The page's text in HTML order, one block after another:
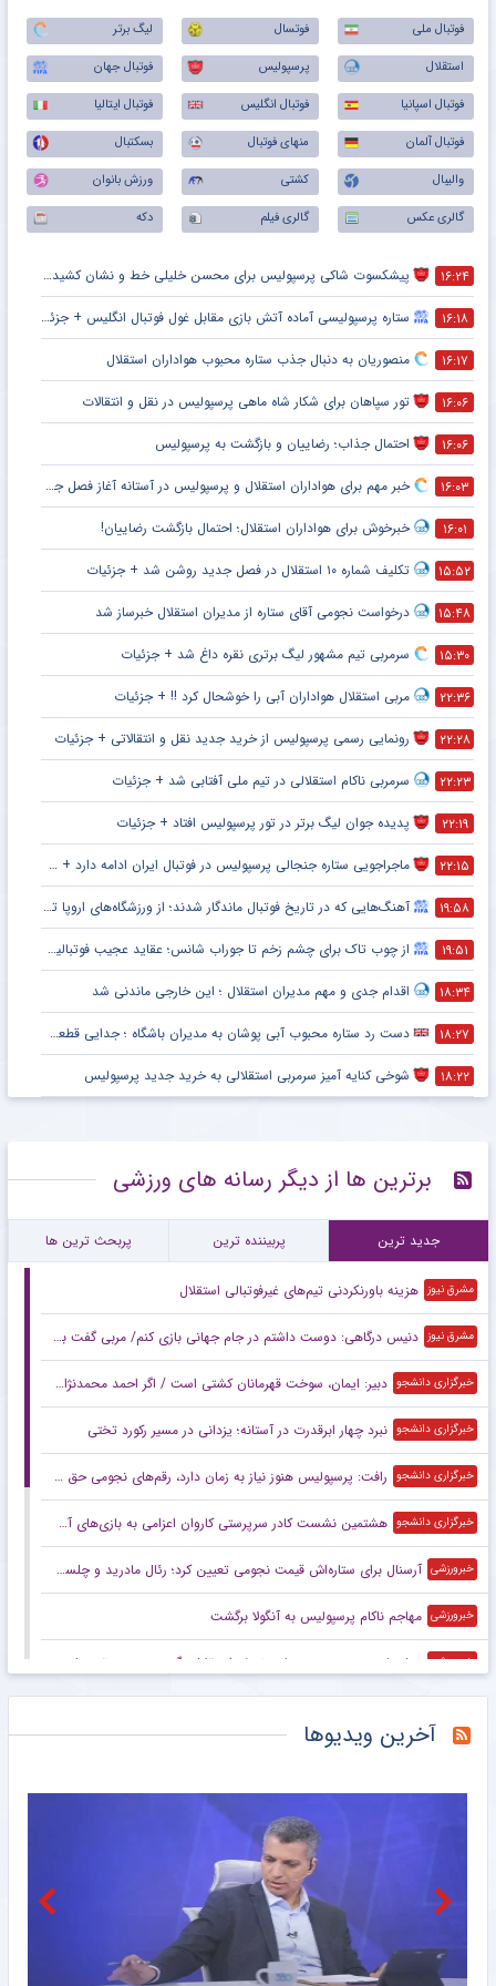
فوتبال ملی فوتسال
لیگ برتر
استقلال
پرسپولیس
فوتبال جهان
فوتبال اسپانیا
فوتبال انگلیس
فوتبال ایتالیا
فوتبال آلمان
منهای فوتبال
بسکتبال
والیبال
کشتی
ورزش بانوان
گالری عکس
گالری فیلم دکه
۱۶:۲۴ پیشکسوت شاکی پرسپولیس برای محسن خلیلی خط و نشان کشید + جزئیات
۱۶:۱۸ ستاره پرسپولیسی آماده آتش بازی مقابل غول فوتبال انگلیس + جزئیات
۱۶:۱۷ منصوریان به دنبال جذب ستاره محبوب هواداران استقلال
۱۶:۰۶ تور سپاهان برای شکار شاه ماهی پرسپولیس در نقل و انتقالات
۱۶:۰۶ احتمال جذاب؛ رضاییان و بازگشت به پرسپولیس
۱۶:۰۳ خبر مهم برای هواداران استقلال و پرسپولیس در آستانه آغاز فصل جدید
۱۶:۰۱ خبرخوش برای هواداران استقلال؛ احتمال بازگشت رضاییان!
۱۵:۵۲ تکلیف شماره ۱۰ استقلال در فصل جدید روشن شد + جزئیات
۱۵:۴۸ درخواست نجومی آقای ستاره از مدیران استقلال خبرساز شد
۱۵:۳۰ سرمربی تیم مشهور لیگ برتری نقره داغ شد + جزئیات
۲۲:۳۶ مربی استقلال هواداران آبی را خوشحال کرد !! + جزئیات
۲۲:۲۸ رونمایی رسمی پرسپولیس از خرید جدید نقل و انتقالاتی + جزئیات
۲۲:۲۳ سرمربی ناکام استقلالی در تیم ملی آفتابی شد + جزئیات
۲۲:۱۹ پدیده جوان لیگ برتر در تور پرسپولیس افتاد + جزئیات
۲۲:۱۵ ماجراجویی ستاره جنجالی پرسپولیس در فوتبال ایران ادامه دارد + جزئیات
۱۹:۵۸ آهنگ‌هایی که در تاریخ فوتبال ماندگار شدند؛ از ورزشگاه‌های اروپا تا جام جهانی
۱۹:۵۱ از چوب تاک برای چشم زخم تا جوراب شانس؛ عقاید عجیب فوتبالیست‌ها!
۱۸:۳۴ اقدام جدی و مهم مدیران استقلال ؛ این خارجی ماندنی شد
۱۸:۲۷ دست رد ستاره محبوب آبی پوشان به مدیران باشگاه ؛ جدایی قطعی است !
۱۸:۲۲ شوخی کنایه آمیز سرمربی استقلالی به خرید جدید پرسپولیس
برترین ها از دیگر رسانه های ورزشی
جدید ترین پربیننده ترین پربحث ترین ها
مشرق نیوز هزینه باورنکردنی تیم‌های غیرفوتبالی استقلال
مشرق نیوز دنیس درگاهی: دوست داشتم در جام جهانی بازی کنم/ مربی گفت برابر بلژیک دفاعی بازی کنید
خبرگزاری دانشجو دبیر: ایمان، سوخت قهرمانان کشتی است / اگر احمد محمدنژاد وزن کم نکند، از اردو اخراج می‌شود + فیلم
خبرگزاری دانشجو نبرد چهار ابرقدرت در آستانه؛ یزدانی در مسیر رکورد تختی
خبرگزاری دانشجو رافت: پرسپولیس هنوز نیاز به زمان دارد، رقم‌های نجومی حق بعضی بازیکنان نیست
خبرگزاری دانشجو هشتمین نشست کادر سرپرستی کاروان اعزامی به بازی‌های آسیایی ناگویا برگزار شد
خبرورزشی آرسنال برای ستاره‌اش قیمت نجومی تعیین کرد؛ رئال مادرید و چلسی آماده رقابت
خبرورزشی مهاجم ناکام پرسپولیس به آنگولا برگشت
خبرورزشی پیشنهاد عجیب به موسیمانه؛ نصف استقلال بگیر و سرمربی تیم ملی شو!
مهاجم پیشین پرسپولیس امروز مقابل چلسی +عکس
والیبال جهان در انتظار جدال‌های نزدیک برای سهمیه المپیک لس‌آنجلس/ مسیر دشوار برای نمایندگان آسیا
مشرق نیوز فیلم/ توضیح تارقلی‌زاده درباره سیستم Van VAR در فوتبال ایران
پاسخ نهایی حسین‌نژاد به پرسپولیس
آخرین ویدیوها